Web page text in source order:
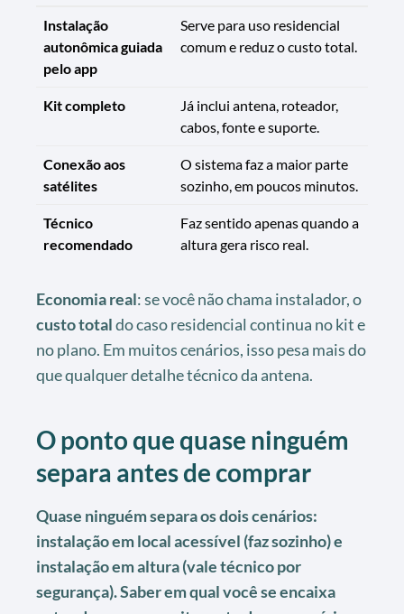
Instalação
autonômica guiada
pelo app
Serve para uso residencial
comum e reduz o custo total.
Kit completo
Já inclui antena, roteador,
cabos, fonte e suporte.
Conexão aos
satélites
O sistema faz a maior parte
sozinho, em poucos minutos.
Técnico
recomendado
Faz sentido apenas quando a
altura gera risco real.
Economia real: se você não chama instalador, o
custo totaldo caso residencial continua no kit e
no plano. Em muitos cenários, isso pesa mais do
que qualquer detalhe técnico da antena.
O ponto que quase ninguém
separa antes de comprar
Quase ninguém separa os dois cenários:
instalação em local acessível (faz sozinho) e
instalação em altura (vale técnico por
segurança). Saber em qual você se encaixa